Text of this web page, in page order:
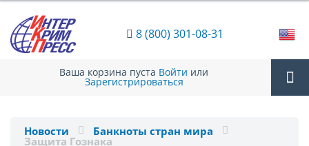
8 (800) 301-08-31
Ваша корзина пуста Войти или
Зарегистрироваться
Новости Банкноты стран мира
Защита Гознака